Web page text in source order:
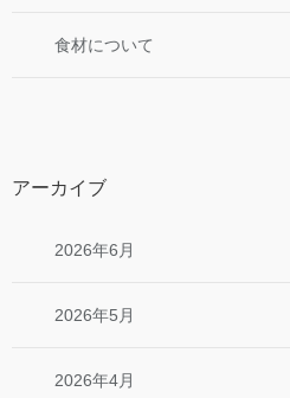
食材について
アーカイブ
2026年6月
2026年5月
2026年4月